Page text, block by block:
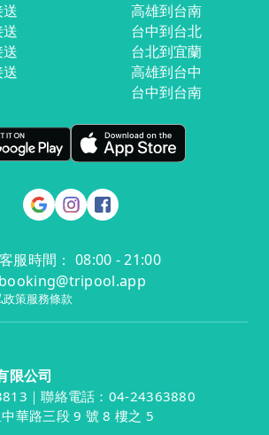
高雄到台南
台中到台北
台北到宜蘭
高雄到台中
台中到台南
客服時間： 08:00 - 21:00
政策服務條款
限公司
｜聯絡電話：04-24363880
華路三段 9 號 8 樓之 5